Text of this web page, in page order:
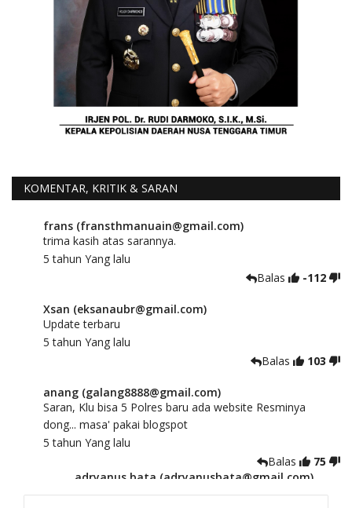
KOMENTAR, KRITIK & SARAN
frans (fransthmanuain@gmail.com)
trima kasih atas sarannya.
5 tahun Yang lalu
Balas
-112
Xsan (eksanaubr@gmail.com)
Update terbaru
5 tahun Yang lalu
Balas
103
anang (galang8888@gmail.com)
Saran, Klu bisa 5 Polres baru ada website Resminya
dong... masa' pakai blogspot
5 tahun Yang lalu
Balas
75
adryanus bata (adryanusbata@gmail.com)
TKS atas saran dan masukannya, akan kami